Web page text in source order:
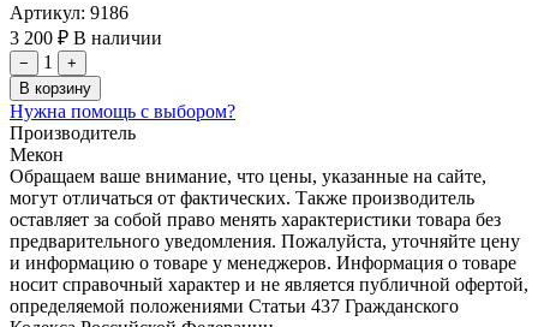
Артикул: 9186
3 200 ₽ В наличии
− 1
+
В корзину
Нужна помощь с выбором?
Производитель
Мекон
Обращаем ваше внимание, что цены, указанные на сайте,
могут отличаться от фактических. Также производитель
оставляет за собой право менять характеристики товара без
предварительного уведомления. Пожалуйста, уточняйте цену
и информацию о товаре у менеджеров. Информация о товаре
носит справочный характер и не является публичной офертой,
определяемой положениями Статьи 437 Гражданского